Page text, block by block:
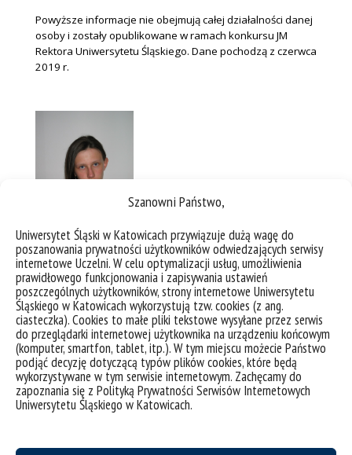
Szanowni Państwo,
Uniwersytet Śląski w Katowicach przywiązuje dużą wagę do
poszanowania prywatności użytkowników odwiedzających serwisy
internetowe Uczelni. W celu optymalizacji usług, umożliwienia
prawidłowego funkcjonowania i zapisywania ustawień
poszczególnych użytkowników, strony internetowe Uniwersytetu
Śląskiego w Katowicach wykorzystują tzw. cookies (z ang.
ciasteczka). Cookies to małe pliki tekstowe wysyłane przez serwis
do przeglądarki internetowej użytkownika na urządzeniu końcowym
(komputer, smartfon, tablet, itp.). W tym miejscu możecie Państwo
podjąć decyzję dotyczącą typów plików cookies, które będą
wykorzystywane w tym serwisie internetowym. Zachęcamy do
zapoznania się z Polityką Prywatności Serwisów Internetowych
Uniwersytetu Śląskiego w Katowicach.
Powyższe informacje nie obejmują całej działalności danej
osoby i zostały opublikowane w ramach konkursu JM
Rektora Uniwersytetu Śląskiego. Dane pochodzą z czerwca
2019 r.
[myprefix_functional_icons print_icon=”yes”]
mapa strony